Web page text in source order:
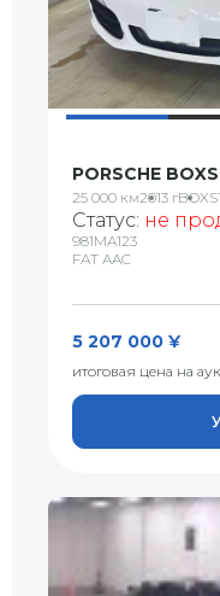
PORSCHE
25 000 км2013 г
Статус: не
981MA123
FAT AAC
5 207 000 ¥
итоговая цена на